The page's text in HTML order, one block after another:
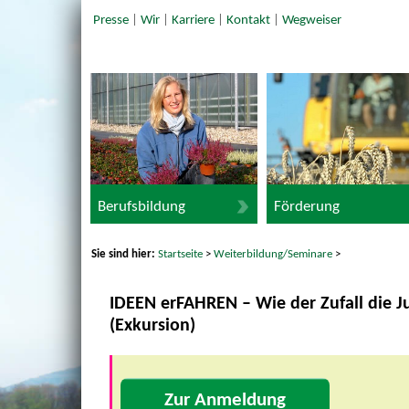
Presse| Wir| Karriere| Kontakt| Wegweiser
Berufsbildung Förderung
Sie sind hier:Startseite >Weiterbildung/Seminare >
IDEEN erFAHREN – Wie der Zufall die
(Exkursion)
Zur Anmeldung